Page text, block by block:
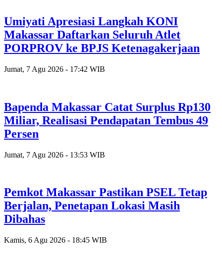
Umiyati Apresiasi Langkah KONI
Makassar Daftarkan Seluruh Atlet
PORPROV ke BPJS Ketenagakerjaan
Jumat, 7 Agu 2026 - 17:42 WIB
Bapenda Makassar Catat Surplus Rp130
Miliar, Realisasi Pendapatan Tembus 49
Persen
Jumat, 7 Agu 2026 - 13:53 WIB
Pemkot Makassar Pastikan PSEL Tetap
Berjalan, Penetapan Lokasi Masih
Dibahas
Kamis, 6 Agu 2026 - 18:45 WIB